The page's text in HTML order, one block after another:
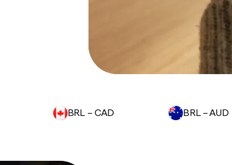
BRL – CAD BRL – AUD